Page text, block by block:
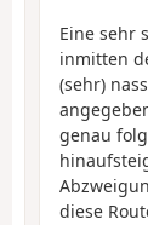
Eine sehr
inmitten
(sehr)
genau
diese